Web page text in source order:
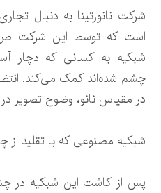
شرکت نانورتینا به دنبال
است که توسط این شرکت
شبکیه به کسانی که دچار
چشم شده‌اند کمک می‌کند.
در مقیاس نانو، وضوح تصویر در
شبکیه مصنوعی که با تقلید
پس از کاشت این شبکیه در